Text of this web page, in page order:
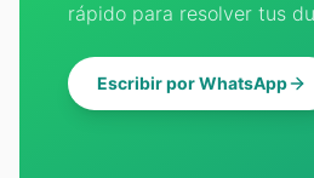
rápido para resolver tus
Escribir por WhatsApp